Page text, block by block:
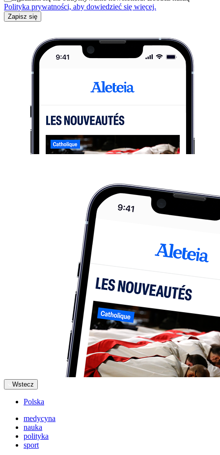
Polityka prywatności, aby dowiedzieć się więcej.
Zapisz się
Wstecz
Polska
medycyna
nauka
polityka
sport